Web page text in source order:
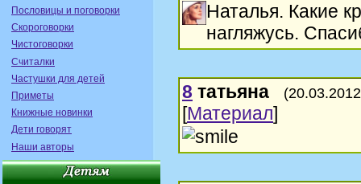
Пословицы и поговорки
Скороговорки
Чистоговорки
Считалки
Частушки для детей
Приметы
Книжные новинки
Дети говорят
Наши авторы
Наталья. Какие
нагляжусь.
8 татьяна
[Материал]